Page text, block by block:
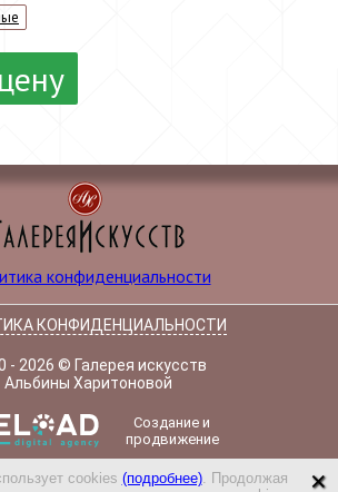
конфиденциальности
cookies (подробнее). Продолжая
×
КОНФИДЕНЦИАЛЬНОСТИ
- 2026 © Галерея искусств
Альбины Харитоновой
Создание и
продвижение